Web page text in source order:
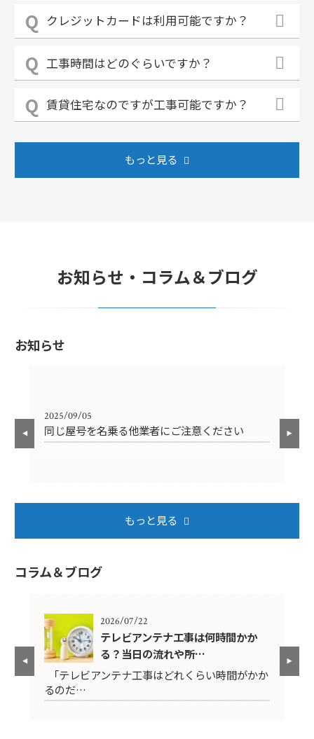
クレジットカードは利用可能ですか？
工事時間はどのぐらいですか？
賃貸住宅なのですが工事可能ですか？
もっと見る
お知らせ・コラム＆ブログ
お知らせ
2025/09/05
同じ屋号を名乗る他業者にご注意ください
もっと見る
コラム＆ブログ
2026/07/22
テレビアンテナ工事は何時間かか
る？当日の流れや所…
「テレビアンテナ工事はどれくらい時間がかか
るのだ…